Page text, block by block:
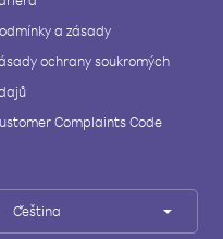
a zásady
ochrany soukromých
Complaints Code
Čeština